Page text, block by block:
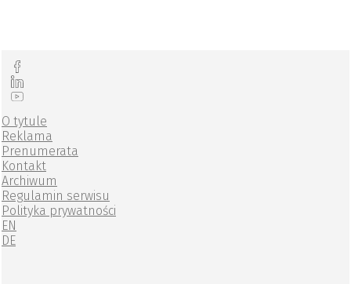
O tytule
Reklama
Prenumerata
Kontakt
Archiwum
Regulamin serwisu
Polityka prywatności
EN
DE